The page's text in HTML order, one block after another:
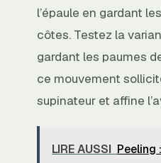
l’épaule en gardant
côtes. Testez la
gardant les paumes
ce mouvement
supinateur et affine
LIRE AUSSI Peeling